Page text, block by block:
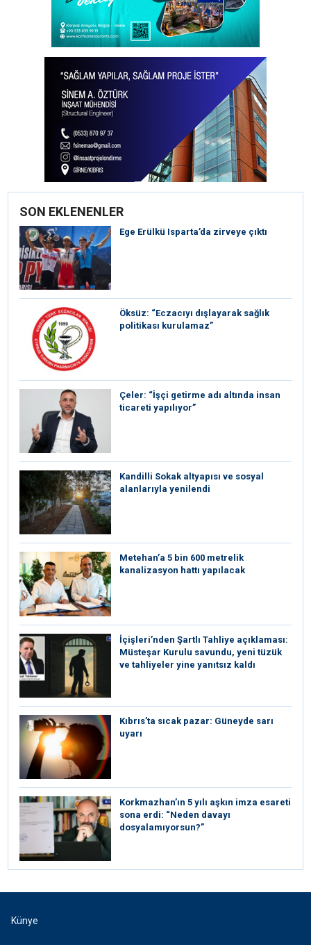
SON EKLENENLER
Ege Erülkü Isparta’da zirveye çıktı
Öksüz: “Eczacıyı dışlayarak sağlık
politikası kurulamaz”
Çeler: “İşçi getirme adı altında insan
ticareti yapılıyor”
Kandilli Sokak altyapısı ve sosyal
alanlarıyla yenilendi
Metehan’a 5 bin 600 metrelik
kanalizasyon hattı yapılacak
İçişleri’nden Şartlı Tahliye açıklaması:
Müsteşar Kurulu savundu, yeni tüzük
ve tahliyeler yine yanıtsız kaldı
Kıbrıs’ta sıcak pazar: Güneyde sarı
uyarı
Korkmazhan’ın 5 yılı aşkın imza esareti
sona erdi: “Neden davayı
dosyalamıyorsun?”
Künye